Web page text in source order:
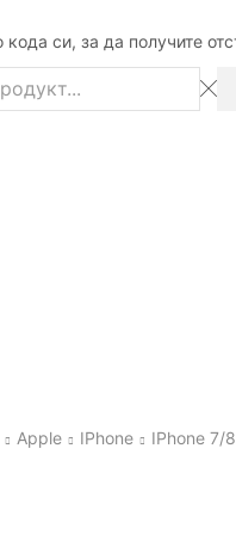
Apple IPhone IPhone 7/8